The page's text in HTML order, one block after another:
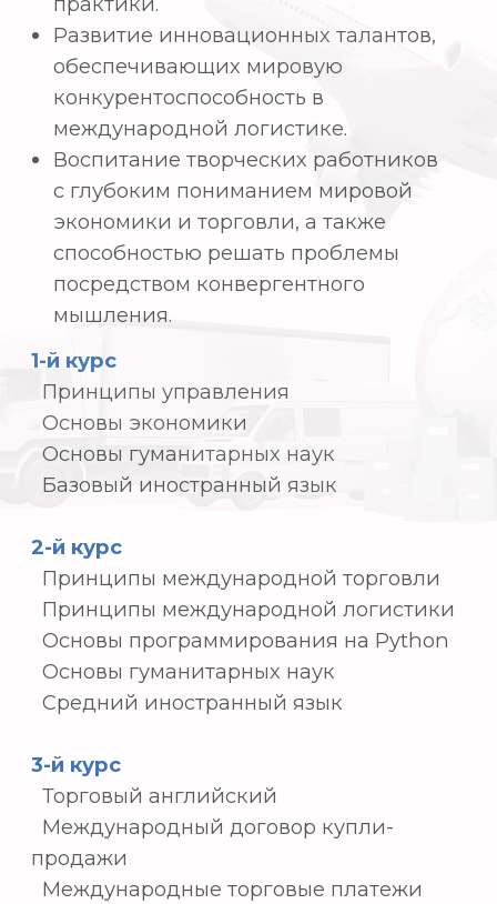
3. Международные
и ведомственные
сертификаты
Следующие международные
сертификаты доступны студентам
факультета международной торговли
каждый учебный год. Ваша способность
конкурировать на международном
уровне будет значительно улучшена при
использовании следующих
сертификатов:
Таможенная практика
Международные финансовые рынки
Финансовый анализ
Выпускной экзамен
Производственная практика
сертификаты
• Торговый английский, уровень 1
• Международная торговля
• Сертификат финансового аналитика
Big Data.
• Сертификат управления
дистрибуцией
• Сертификат таможенного брокера
Ведомственные сертификаты
• Сертификат Microsoft Excel
• Сертификат бухгалтерского учета 1С.
• Сертификат по основам кодирования
• Сертификаты соответствующей